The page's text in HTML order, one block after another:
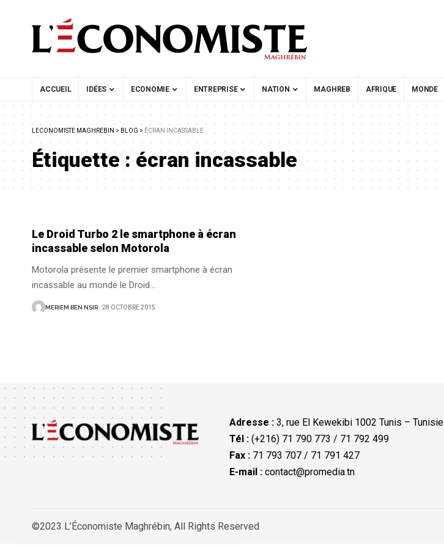
ACCUEIL IDÉES ECONOMIE ENTREPRISE NATION MAGHREB AFRIQUE MONDE
LECONOMISTE MAGHREBIN > BLOG > ÉCRAN INCASSABLE
Étiquette :écran incassable
Le Droid Turbo 2 le smartphone à écran
incassable selon Motorola
Motorola présente le premier smartphone à écran
incassable au monde le Droid…
MERIEM BEN NSIR 28 OCTOBRE 2015
Adresse : 3, rue El Kewekibi 1002 Tunis – Tunisie
Tél :(+216) 71 790 773 / 71 792 499
Fax :71 793 707 / 71 791 427
E-mail : contact@promedia.tn
©2023 L’Économiste Maghrébin, All Rights Reserved